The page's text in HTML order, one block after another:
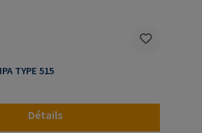
TYPE 515
Détails